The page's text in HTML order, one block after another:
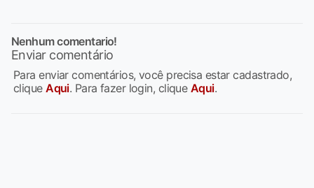
Nenhum comentario!
Enviar comentário
Para enviar comentários, você precisa estar cadastrado,
cliqueAqui. Para fazer login, clique Aqui.